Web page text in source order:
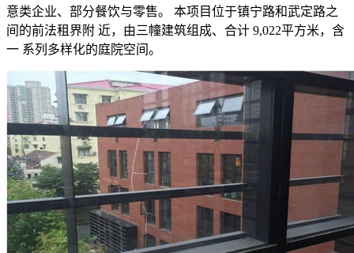
意类企业、部分餐饮与零售。 本项目位于镇宁路和武定路之
间的前法租界附 近，由三幢建筑组成、合计 9,022平方米，含
一 系列多样化的庭院空间。